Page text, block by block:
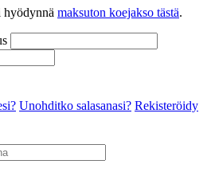
hyödynnä maksuton koejakso tästä.
Unohditko salasanasi? Rekisteröidy